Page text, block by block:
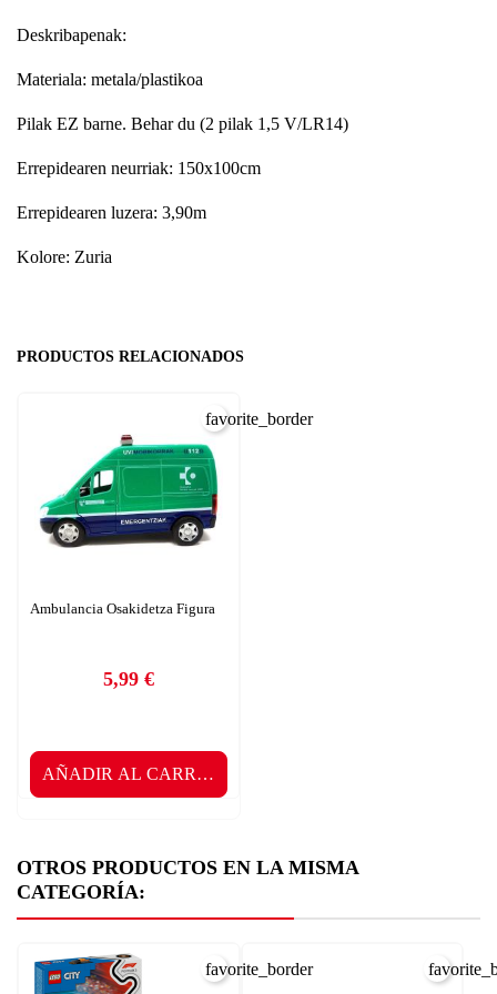
Deskribapenak:
Materiala: metala/plastikoa
Pilak EZ barne. Behar du (2 pilak 1,5 V/LR14)
Errepidearen neurriak: 150x100cm
Errepidearen luzera: 3,90m
Kolore: Zuria
PRODUCTOS RELACIONADOS
Ambulancia Osakidetza Figura
Precio
5,99 €
AÑADIR AL CARRITO
favorite_border
OTROS PRODUCTOS EN LA MISMA
CATEGORÍA:
favorite_border
CREAR LISTA DE DESEOS
INICIAR SESIÓN